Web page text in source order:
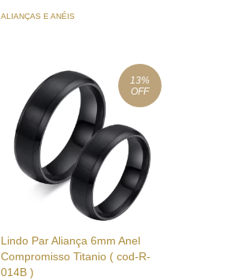
ALIANÇAS E ANÉIS
13%
OFF
Lindo Par Aliança 6mm Anel
Compromisso Titanio ( cod-R-
014B )